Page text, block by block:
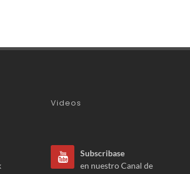
Videos
Subscribase
en nuestro Canal de